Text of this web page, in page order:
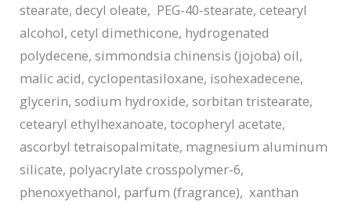
stearate, decyl oleate, PEG-40-stearate, cetearyl
alcohol, cetyl dimethicone, hydrogenated
polydecene, simmondsia chinensis (jojoba) oil,
malic acid, cyclopentasiloxane, isohexadecene,
glycerin, sodium hydroxide, sorbitan tristearate,
cetearyl ethylhexanoate, tocopheryl acetate,
ascorbyl tetraisopalmitate, magnesium aluminum
silicate, polyacrylate crosspolymer-6,
phenoxyethanol, parfum (fragrance), xanthan